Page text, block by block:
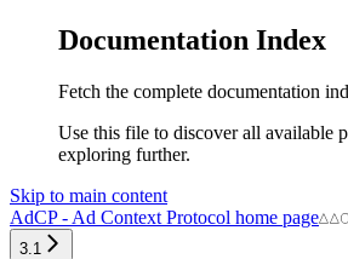
Documentation Index
Fetch the complete documentation
Use this file to discover all available
exploring further.
Skip to main content
AdCP - Ad Context Protocol home page
3.1